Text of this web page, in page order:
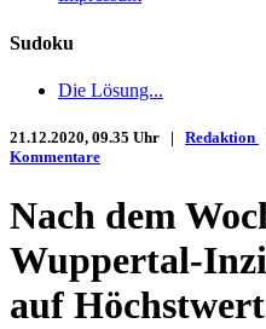
Sudoku
Die Lösung...
21.12.2020, 09.35 Uhr | Redaktion
Kommentare
Nach dem
Wuppertal-
auf Höchstwert